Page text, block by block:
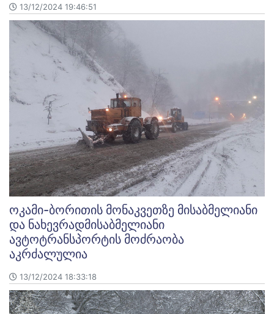
13/12/2024 19:46:51
ოკამი-ბორითის მონაკვეთზე მისაბმელიანი
და ნახევრადმისაბმელიანი
ავტოტრანსპორტის მოძრაობა
აკრძალულია
13/12/2024 18:33:18